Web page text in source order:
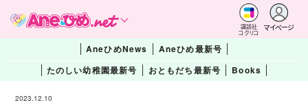
講談社
コクリコ
マイページ
AneひめNews
Aneひめ最新号
たのしい幼稚園最新号
おともだち最新号 Books
2023.12.10